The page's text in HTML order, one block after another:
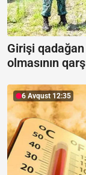
Girişi
olmasının
6 Avqust 12:35